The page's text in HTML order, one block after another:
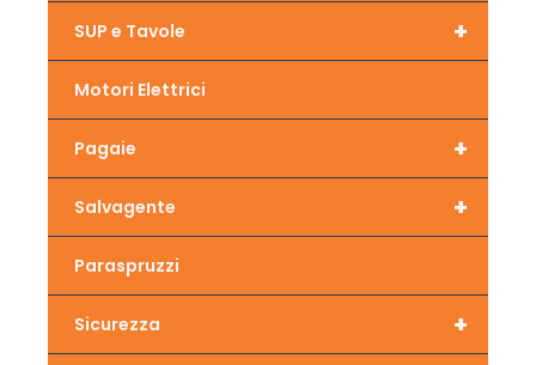
+
SUP e Tavole
Motori Elettrici
+
Pagaie
+
Salvagente
Paraspruzzi
+
Sicurezza